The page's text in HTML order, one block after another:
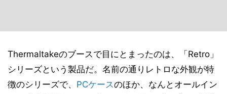
Thermaltakeのブースで目にとまったのは、「Retro」
シリーズという製品だ。名前の通りレトロな外観が特
徴のシリーズで、 PCケースのほか、なんとオールイン